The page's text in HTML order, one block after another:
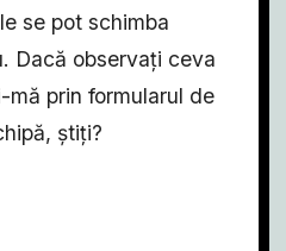
se pot schimba
Dacă observați ceva
prin formularul de
știți?